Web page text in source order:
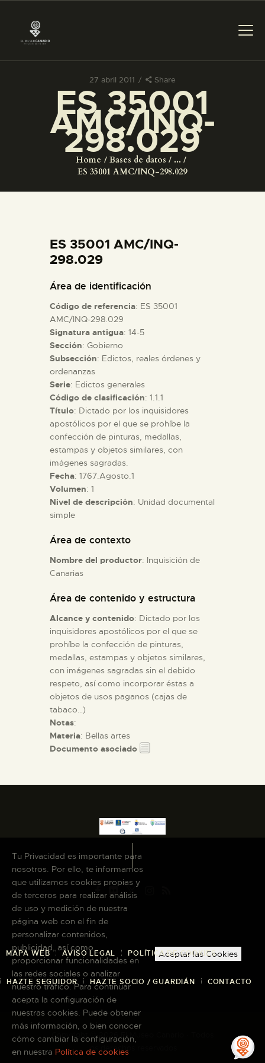
27 abril 2011 Share
ES 35001
AMC/INQ-
298.029
Home Bases de datos
...
ES 35001 AMC/INQ-298.029
PREPARAR LA VISITA
ACTIVIDADES
COLECCIONES
ESPAÑOL
PREPARAR LA VISITA
ACTIVIDADES
█
EL MUSEO
COLECCIONES
ESPAÑOL
ES 35001 AMC/INQ-
298.029
Área de identificación
Código de referencia: ES 35001
AMC/INQ-298.029
Signatura antigua: 14-5
Sección: Gobierno
Subsección: Edictos, reales órdenes y
ordenanzas
Serie: Edictos generales
Código de clasificación: 1.1.1
Título: Dictado por los inquisidores
apostólicos por el que se prohíbe la
confección de pinturas, medallas,
estampas y objetos similares, con
imágenes sagradas.
Fecha: 1767.Agosto.1
Volumen: 1
Nivel de descripción: Unidad documental
simple
Área de contexto
Nombre del productor: Inquisición de
Canarias
Área de contenido y estructura
Alcance y contenido: Dictado por los
inquisidores apostólicos por el que se
prohíbe la confección de pinturas,
medallas, estampas y objetos similares,
con imágenes sagradas sin el debido
respeto, así como incorporar éstas a
objetos de usos paganos (cajas de
tabaco…)
Notas:
Materia: Bellas artes
Documento asociado
MAPA WEB AVISO LEGAL POLÍTICA DE COOKIES
HAZTE SEGUIDOR HAZTE SOCIO / GUARDIÁN CONTACTO
Copyright © 2026 El Museo Canario · Todos
los derechos reservados
Tu Privacidad es importante para
nosotros. Por ello, te informamos
que utilizamos cookies propias y
de terceros para realizar análisis
de uso y medición de nuestra
página web con el fin de
personalizar contenidos,
publicidad, así como
proporcionar funcionalidades en
las redes sociales o analizar
nuestro tráfico. Para continuar
acepta la configuración de
nuestras cookies. Puede obtener
más información, o bien conocer
cómo cambiar la configuración,
en nuestra Política de cookies
Aceptar las Cookies